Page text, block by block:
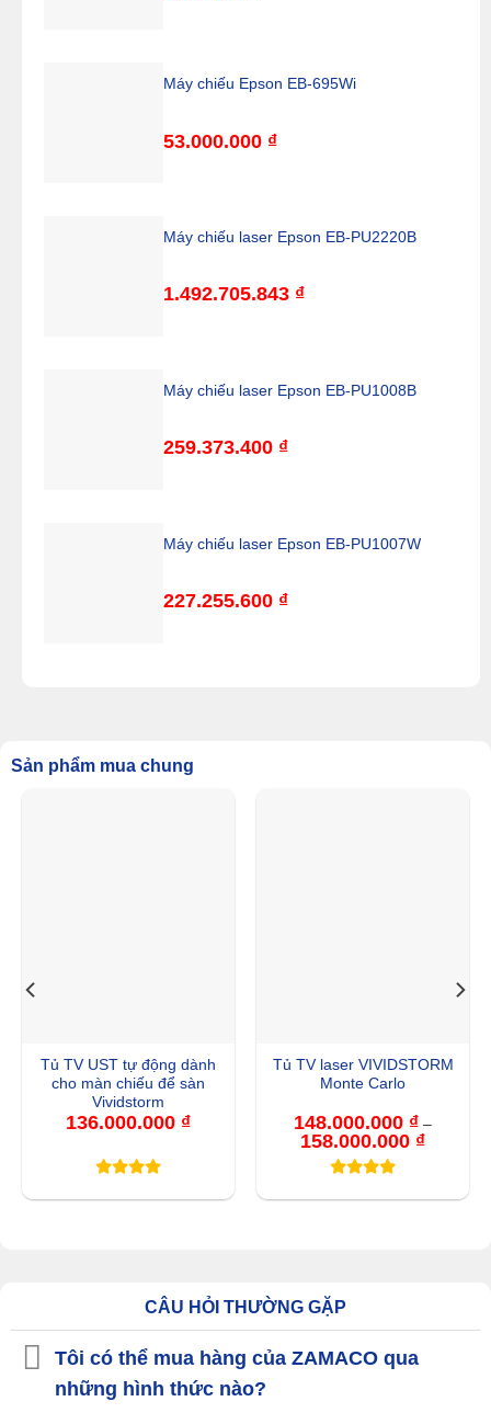
Máy chiếu Epson EB-695Wi
53.000.000 ₫
Máy chiếu laser Epson EB-PU2220B
1.492.705.843 ₫
Máy chiếu laser Epson EB-PU1008B
259.373.400 ₫
Máy chiếu laser Epson EB-PU1007W
227.255.600 ₫
Sản phẩm mua chung
Tủ TV UST tự động dành
cho màn chiếu để sàn
Vividstorm
136.000.000 ₫
Tủ TV laser VIVIDSTORM
Monte Carlo
148.000.000 ₫ –
158.000.000 ₫Khoảng
CÂU HỎI THƯỜNG GẶP
Tôi có thể mua hàng của ZAMACO qua
những hình thức nào?